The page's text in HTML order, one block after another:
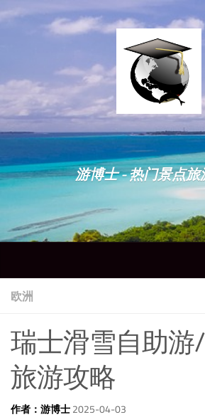
游博士 - 热门景点
欧洲
瑞士滑雪自助
旅游攻略
作者：游博士2025-04-03